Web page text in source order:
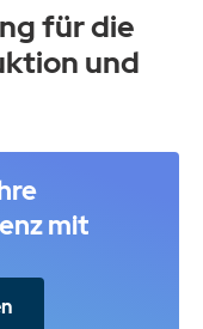
für die
und
mit